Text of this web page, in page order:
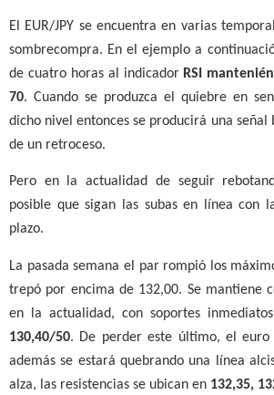
El EUR/JPY se encuentra en varias
sombrecompra. En el ejemplo a
de cuatro horas al indicador RSI
70. Cuando se produzca el quiebre en
dicho nivel entonces se producirá una señal
de un retroceso.
Pero en la actualidad de seguir
posible que sigan las subas en línea con
plazo.
La pasada semana el par rompió los
trepó por encima de 132,00. Se mantiene
en la actualidad, con soportes
130,40/50. De perder este último, el
además se estará quebrando una línea
alza, las resistencias se ubican en 132,35,